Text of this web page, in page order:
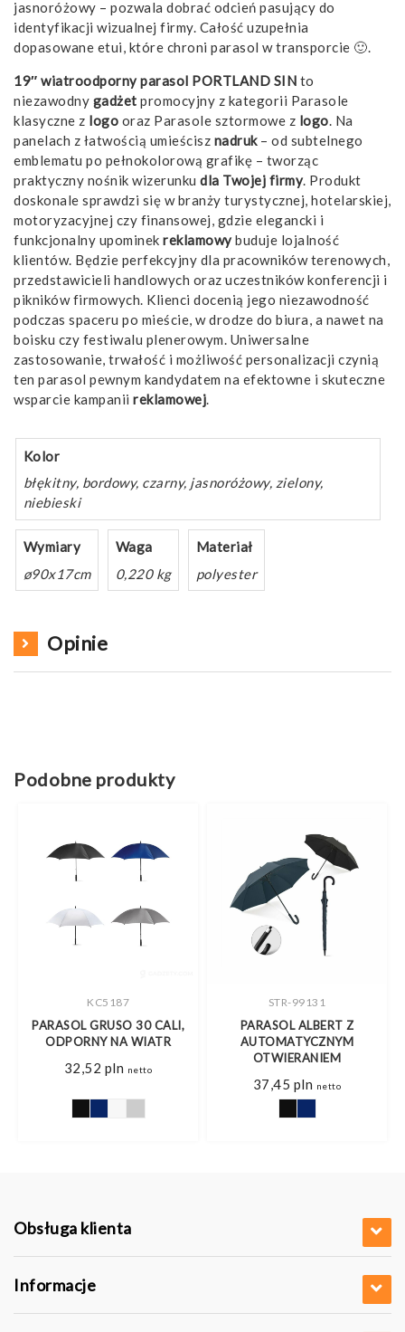
jasnoróżowy – pozwala dobrać odcień pasujący do
identyfikacji wizualnej firmy. Całość uzupełnia
dopasowane etui, które chroni parasol w transporcie 🙂.
19″ wiatroodporny parasol PORTLAND SIN to
niezawodny gadżet promocyjny z kategorii Parasole
klasyczne z logo oraz Parasole sztormowe z logo. Na
panelach z łatwością umieścisz nadruk– od subtelnego
emblematu po pełnokolorową grafikę – tworząc
praktyczny nośnik wizerunku dla Twojej firmy. Produkt
doskonale sprawdzi się w branży turystycznej, hotelarskiej,
motoryzacyjnej czy finansowej, gdzie elegancki i
funkcjonalny upominek reklamowybuduje lojalność
klientów. Będzie perfekcyjny dla pracowników terenowych,
przedstawicieli handlowych oraz uczestników konferencji i
pikników firmowych. Klienci docenią jego niezawodność
podczas spaceru po mieście, w drodze do biura, a nawet na
boisku czy festiwalu plenerowym. Uniwersalne
zastosowanie, trwałość i możliwość personalizacji czynią
ten parasol pewnym kandydatem na efektowne i skuteczne
wsparcie kampanii reklamowej.
Kolor
błękitny, bordowy, czarny, jasnoróżowy, zielony,
niebieski
Wymiary
ø90x17cm
Waga
0,220 kg
Materiał
polyester
Opinie
Podobne produkty
KC5187
PARASOL GRUSO 30 CALI,
ODPORNY NA WIATR
32,52 pln netto
STR-99131
PARASOL ALBERT Z
AUTOMATYCZNYM
OTWIERANIEM
37,45 pln netto
Obsługa klienta
Informacje